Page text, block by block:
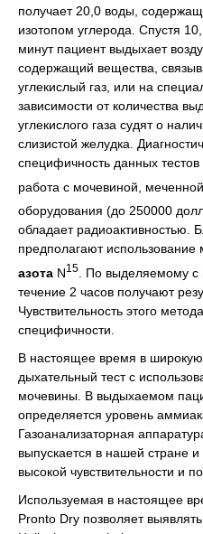
получает 20,0 воды,
изотопом углерода. Спустя
минут пациент выдыхает
содержащий вещества,
углекислый газ, или на
зависимости от количества
углекислого газа судят о
слизистой желудка.
специфичность данных
работа с мочевиной,
оборудования (до 250000
обладает радиоактивностью.
предполагают
азота N15
. По выделяемому
течение 2 часов получают
Чувствительность этого
специфичности.
В настоящее время в широкую
дыхательный тест с
мочевины. В выдыхаемом
определяется уровень
Газоанализаторная
выпускается в нашей стране
высокой чувствительности и
Используемая в настоящее
Pronto Dry позволяет